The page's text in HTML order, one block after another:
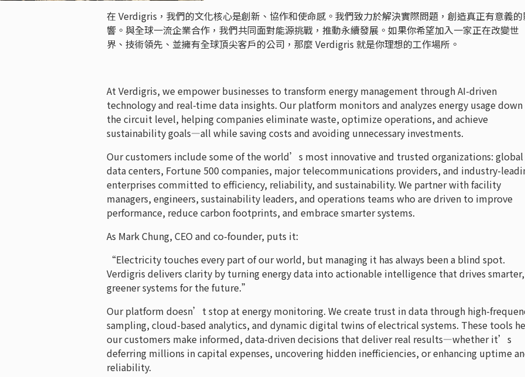
在 Verdigris，我們的文化核心是創新、協作和使命感。我們致力於解決實際問題，創造真正有意義
響。與全球一流企業合作，我們共同面對能源挑戰，推動永續發展。如果你希望加入一家正在改變世
界、技術領先、並擁有全球頂尖客戶的公司，那麼 Verdigris 就是你理想的工作場所。
At Verdigris, we empower businesses to transform energy management through AI-driven
technology and real-time data insights. Our platform monitors and analyzes energy usage
the circuit level, helping companies eliminate waste, optimize operations, and achieve
sustainability goals—all while saving costs and avoiding unnecessary investments.
Our customers include some of the world’s most innovative and trusted organizations: global
data centers, Fortune 500 companies, major telecommunications providers, and industry-
enterprises committed to efficiency, reliability, and sustainability. We partner with facility
managers, engineers, sustainability leaders, and operations teams who are driven to improve
performance, reduce carbon footprints, and embrace smarter systems.
As Mark Chung, CEO and co-founder, puts it:
“Electricity touches every part of our world, but managing it has always been a blind spot.
Verdigris delivers clarity by turning energy data into actionable intelligence that drives smarter,
greener systems for the future.”
Our platform doesn’t stop at energy monitoring. We create trust in data through high-
sampling, cloud-based analytics, and dynamic digital twins of electrical systems. These tools
our customers make informed, data-driven decisions that deliver real results—whether it’s
deferring millions in capital expenses, uncovering hidden inefficiencies, or enhancing uptime
reliability.